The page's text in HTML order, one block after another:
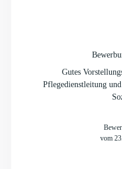
Gutes
Pflegedienstleitung
vom